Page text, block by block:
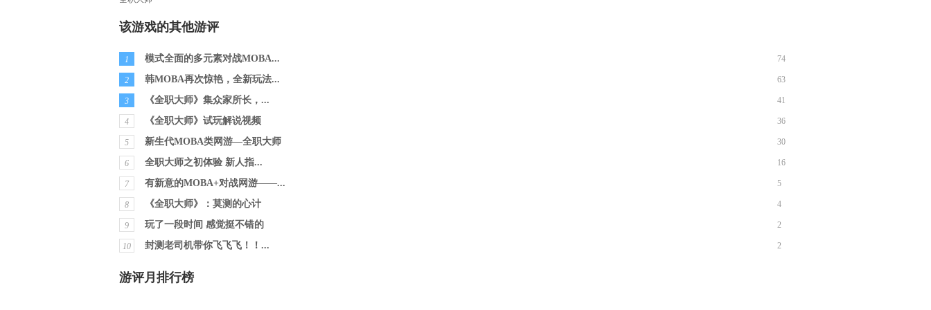
该游戏的其他游评
1 74
模式全面的多元素对战MOBA...
2 63
韩MOBA再次惊艳，全新玩法...
3 41
《全职大师》集众家所长，...
4 36
《全职大师》试玩解说视频
5 30
新生代MOBA类网游—全职大师
6 16
全职大师之初体验 新人指...
7 5
有新意的MOBA+对战网游——...
8 4
《全职大师》：莫测的心计
9 2
玩了一段时间 感觉挺不错的
10 2
封测老司机带你飞飞飞！！...
游评月排行榜